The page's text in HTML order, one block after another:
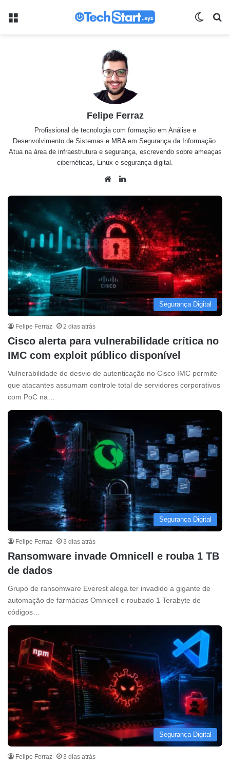
Felipe Ferraz
Profissional de tecnologia com formação em Análise e
Desenvolvimento de Sistemas e MBA em Segurança da Informação.
Atua na área de infraestrutura e segurança, escrevendo sobre ameaças
cibernéticas, Linux e segurança digital.
We
Segurança Digital
Felipe Ferraz 2 dias atrás
Cisco alerta para vulnerabilidade crítica no
IMC com exploit público disponível
Vulnerabilidade de desvio de autenticação no Cisco IMC permite
que atacantes assumam controle total de servidores corporativos
com PoC na…
Segurança Digital
Felipe Ferraz 3 dias atrás
Ransomware invade Omnicell e rouba 1 TB
de dados
Grupo de ransomware Everest alega ter invadido a gigante de
automação de farmácias Omnicell e roubado 1 Terabyte de
códigos…
Segurança Digital
Felipe Ferraz 3 dias atrás